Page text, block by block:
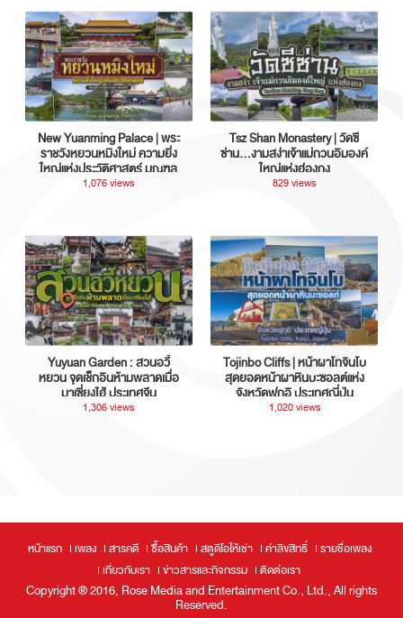
New Yuanming Palace | พระ
ราชวังหยวนหมิงใหม่ ความยิ่ง
ใหญ่แห่งประวัติศาสตร์ มณฑล
กวางตุ้ง ประเทศจีน
1,076 views
Tsz Shan Monastery | วัดซี
ซ่าน…งามสง่าเจ้าแม่กวนอิมองค์
ใหญ่แห่งฮ่องกง
829 views
Yuyuan Garden : สวนอวี้
หยวน จุดเช็กอินห้ามพลาดเมื่อ
มาเซี่ยงไฮ้ ประเทศจีน
1,306 views
Tojinbo Cliffs | หน้าผาโทจินโบ
สุดยอดหน้าผาหินบะซอลต์แห่ง
จังหวัดฟุกุอิ ประเทศญี่ปุ่น
1,020 views
หน้าแรก เพลง สารคดี ซื้อสินค้า สตูดิโอให้เช่า ค่าลิขสิทธิ์
รายชื่อเพลง
เกี่ยวกับเรา
ข่าวสารและกิจกรรม ติดต่อเรา
Copyright ® 2016, Rose Media and Entertainment Co., Ltd., All rights
Reserved.